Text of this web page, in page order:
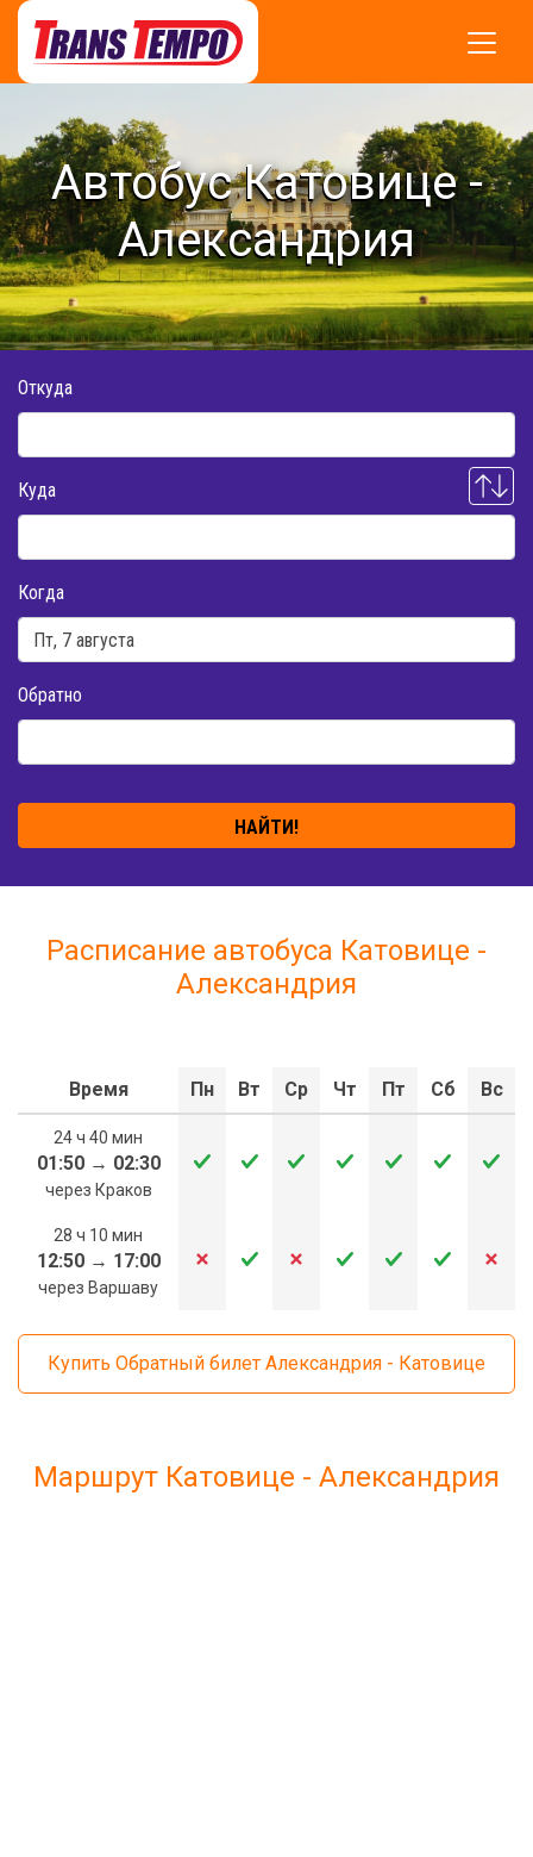
Автобус Катовице -
Александрия
Откуда
Куда
Когда
Обратно
НАЙТИ!
Расписание автобуса Катовице -
Александрия
Время Пн Вт Ср Чт Пт Сб Вс
24 ч 40 мин
01:50→ 02:30
через Краков
28 ч 10 мин
12:50→ 17:00
через Варшаву
Купить Обратный билет Александрия - Катовице
Маршрут Катовице - Александрия